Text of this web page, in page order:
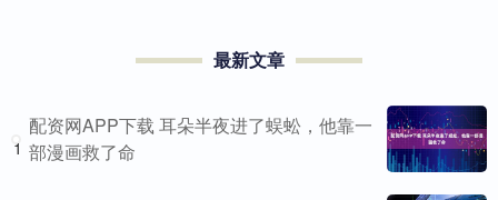
最新文章
1
配资网APP下载 耳朵半夜进了蜈蚣，他靠一
部漫画救了命